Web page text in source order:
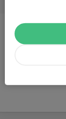
Position